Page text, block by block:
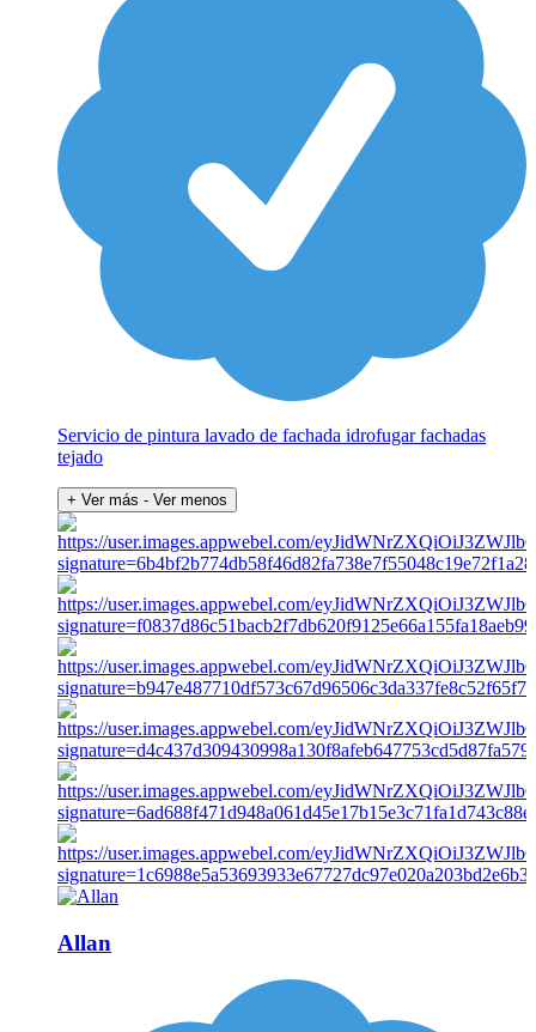
Servicio de pintura lavado de fachada idrofugar fachadas
tejado
+ Ver más - Ver menos
Allan